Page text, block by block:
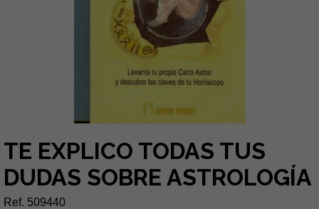
TE EXPLICO TODAS TUS
DUDAS SOBRE ASTROLOGÍA
Ref. 509440